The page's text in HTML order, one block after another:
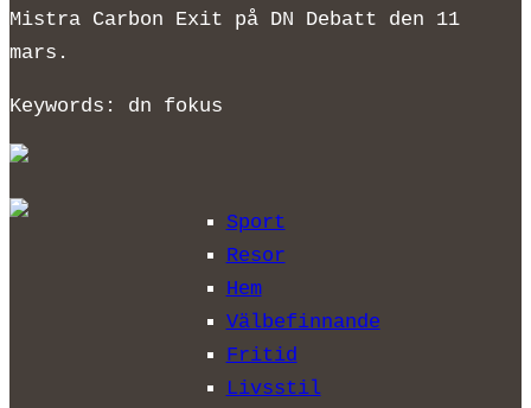
Mistra Carbon Exit på DN Debatt den 11
mars.
Keywords: dn fokus
Sport
Resor
Hem
Välbefinnande
Fritid
Livsstil